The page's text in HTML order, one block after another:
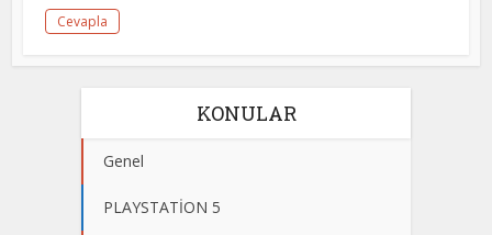
Cevapla
KONULAR
Genel
PLAYSTATİON 5